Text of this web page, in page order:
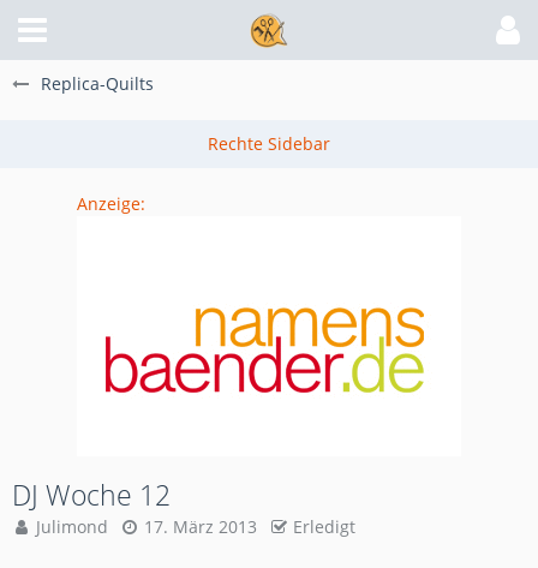
Replica-Quilts
Anzeige:
DJ Woche 12
Julimond 17. März 2013 Erledigt